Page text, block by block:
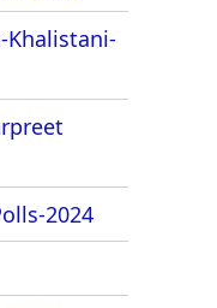
Khalistani-
2024